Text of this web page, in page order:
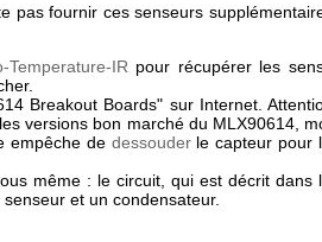
pas fournir ces senseurs
Temperature-IR pour récupérer les
Breakout Boards" sur Internet.
versions bon marché du MLX90614,
empêche de dessouderle capteur pour
même : le circuit, qui est décrit dans
et un condensateur.